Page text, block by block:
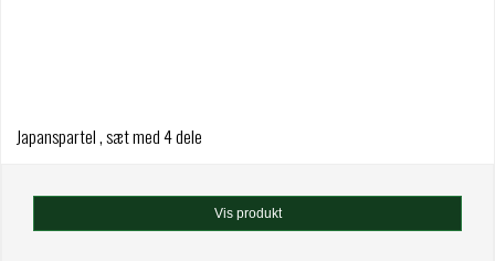
Japanspartel , sæt med 4 dele
Vis produkt